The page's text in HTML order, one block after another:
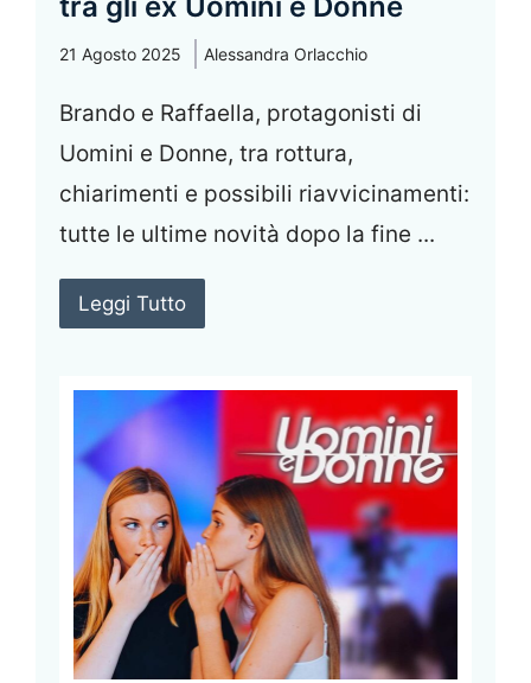
tra gli ex Uomini e Donne
21 Agosto 2025 Alessandra Orlacchio
Brando e Raffaella, protagonisti di
Uomini e Donne, tra rottura,
chiarimenti e possibili riavvicinamenti:
tutte le ultime novità dopo la fine ...
Leggi Tutto